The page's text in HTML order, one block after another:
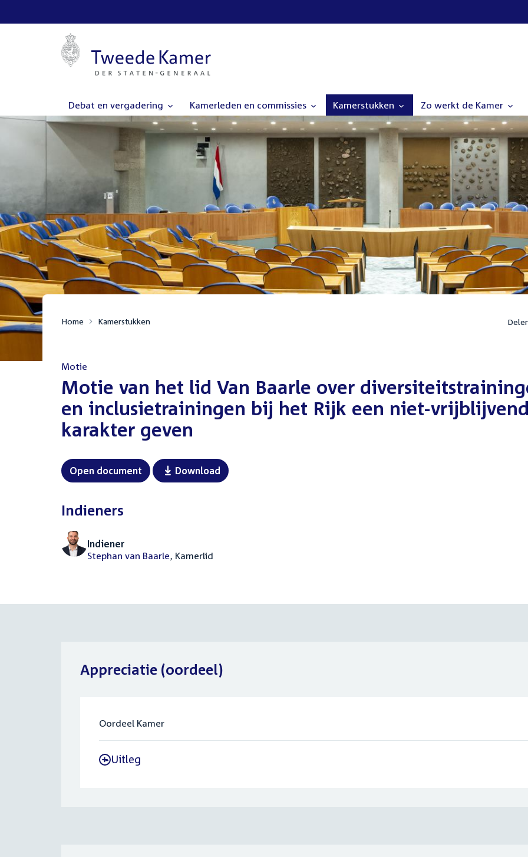
Debat en vergadering Kamerleden en commissies Kamerstukken Zo werkt de Kamer
Home Kamerstukken
Motie
:Motie van het lid Van Baarle over
en inclusietrainingen bij het Rijk een niet-vrijblijvend
karakter geven
Open document Download
Indieners
Indiener
Stephan van Baarle, Kamerlid
Appreciatie (oordeel)
Oordeel Kamer
- Uitleg